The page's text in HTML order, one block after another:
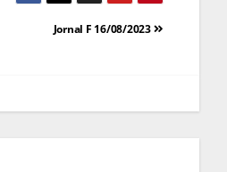
Jornal F 16/08/2023